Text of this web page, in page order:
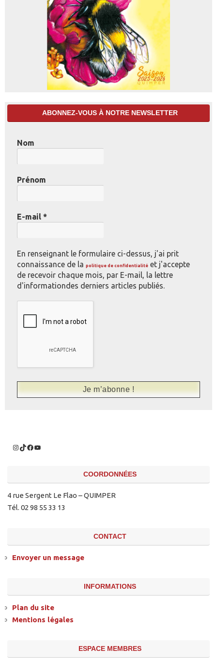
ABONNEZ-VOUS À NOTRE NEWSLETTER
Nom
Prénom
E-mail *
En renseignant le formulaire ci-dessus, j'ai prit
connaissance de la politique de confidentialité et j'accepte
de recevoir chaque mois, par E-mail, la lettre
d'informationdes derniers articles publiés.
COORDONNÉES
4 rue Sergent Le Flao – QUIMPER
Tél. 02 98 55 33 13
CONTACT
Envoyer un message
INFORMATIONS
Plan du site
Mentions légales
ESPACE MEMBRES